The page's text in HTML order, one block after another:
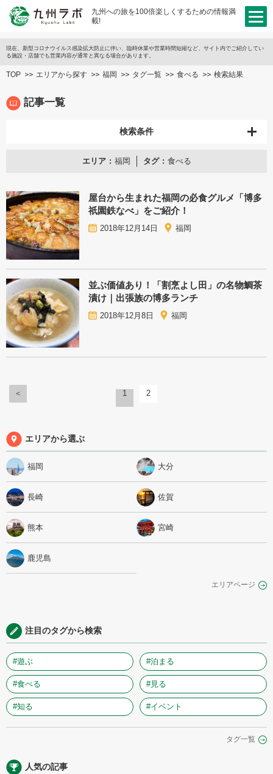
九州への旅を100倍楽しくするための情報満
載!
現在、新型コロナウイルス感染拡大防止に伴い、臨時休業や営業時間短縮など、サイト内でご紹介してい
る施設・店舗でも営業内容が通常と異なる場合があります。
TOP エリアから探す 福岡 タグ一覧 食べる 検索結果
記事一覧
検索条件
エリア 福岡 タグ 食べる
屋台から生まれた福岡の必食グルメ「博多
祇園鉄なべ」をご紹介！
2018年12月14日 福岡
並ぶ価値あり！「割烹よし田」の名物鯛茶
漬け｜出張族の博多ランチ
2018年12月8日 福岡
＜ 1 2
エリアから選ぶ
福岡 大分
長崎 佐賀
熊本 宮崎
鹿児島
エリアページ
注目のタグから検索
#遊ぶ #泊まる
#食べる #見る
#知る #イベント
タグ一覧
人気の記事